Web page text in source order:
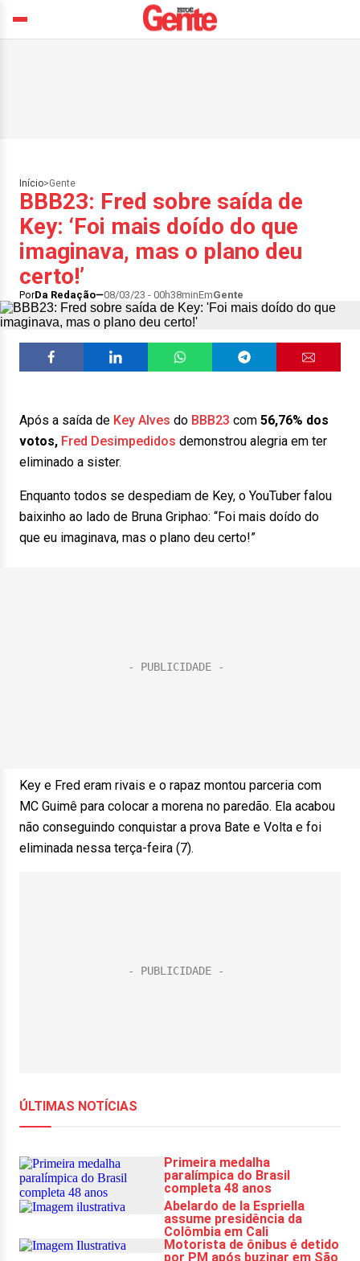
Início>Gente
BBB23: Fred sobre saída de
Key: ‘Foi mais doído do que
imaginava, mas o plano deu
certo!’
PorDa Redação 08/03/23 - 00h38minEmGente
Após a saída de Key Alves do BBB23 com 56,76% dos
votos, Fred Desimpedidos demonstrou alegria em ter
eliminado a sister.
Enquanto todos se despediam de Key, o YouTuber falou
baixinho ao lado de Bruna Griphao: “Foi mais doído do
que eu imaginava, mas o plano deu certo!”
Key e Fred eram rivais e o rapaz montou parceria com
MC Guimê para colocar a morena no paredão. Ela acabou
não conseguindo conquistar a prova Bate e Volta e foi
eliminada nessa terça-feira (7).